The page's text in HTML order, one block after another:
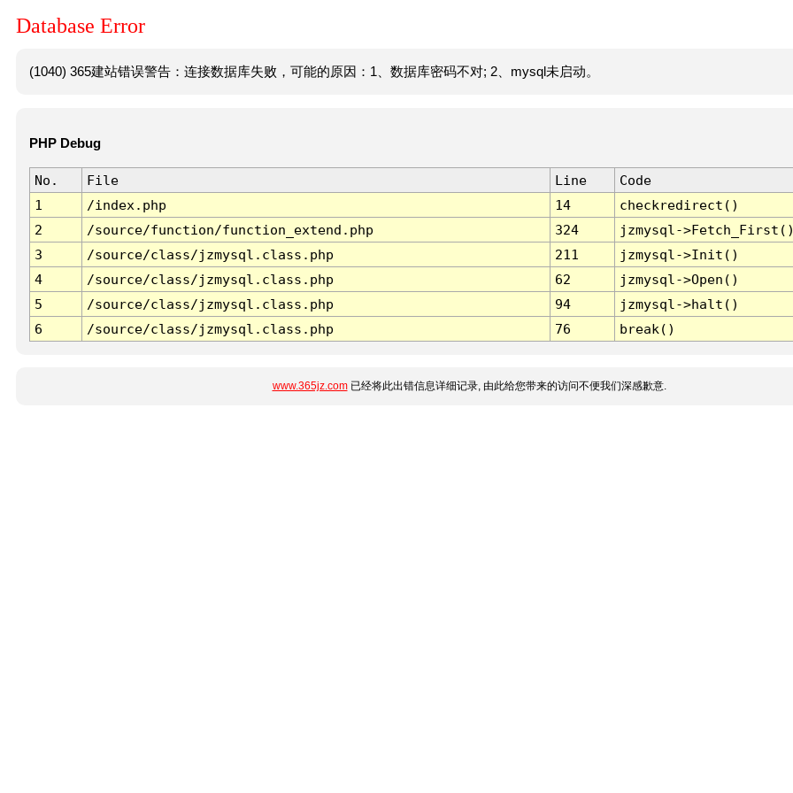
Database Error
(1040) 365建站错误警告：连接数据库失败，可能的原因：1、数据库密码不对; 2、mysql未启动。
PHP Debug
No. File Line
Code
1
/index.php 14
checkredirect()
2
/source/function/function_extend.php 324
jzmysql-
3
/source/class/jzmysql.class.php 211
jzmysql->Init()
4
/source/class/jzmysql.class.php 62
jzmysql->Open()
5
/source/class/jzmysql.class.php 94
jzmysql->halt()
6
/source/class/jzmysql.class.php 76 break()
www.365jz.com已经将此出错信息详细记录, 由此给您带来的访问不便我们深感歉意.